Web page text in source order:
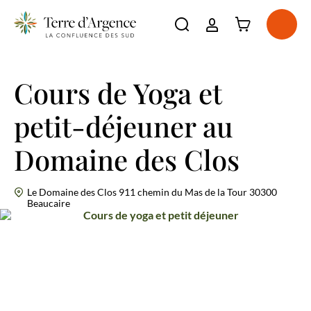
Voir plus
Incontournables
Voir plus
À voir, à faire
Voir plus
Séjourner
Voir plus
Agenda
Ouvrir la barre de
Connexion à
Cours de Yoga et
petit-déjeuner au
Domaine des Clos
Le Domaine des Clos 911 chemin du Mas de la Tour 30300
Beaucaire
Cours de yoga et petit déjeuner